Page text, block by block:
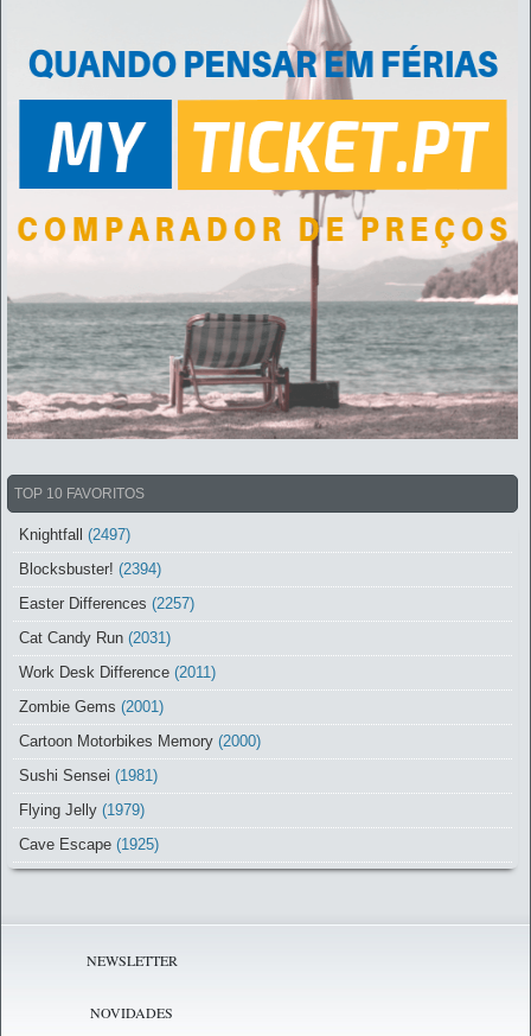
TOP 10 FAVORITOS
Knightfall
(2497)
Blocksbuster! (2394)
Easter Differences (2257)
Cat Candy Run (2031)
Work Desk Difference (2011)
Zombie Gems (2001)
Cartoon Motorbikes Memory (2000)
Sushi Sensei (1981)
Flying Jelly (1979)
Cave Escape (1925)
NEWSLETTER
NOVIDADES